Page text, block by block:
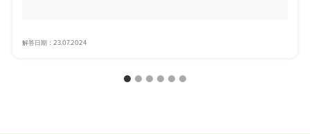
解答日期：23.07.2024